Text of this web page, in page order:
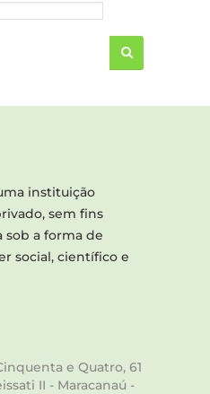
instituição
sem fins
sob a forma de
social, científico e
e Quatro, 61
II - Maracanaú -